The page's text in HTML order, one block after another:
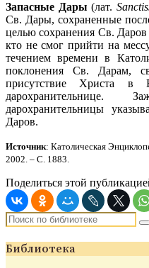
Запасные Дары (лат.
Св. Дары, сохраненные
целью сохранения Св.
кто не смог прийти на
течением времени в
поклонения Св. Дарам,
присутствие Христа в
дарохранительнице.
дарохранительницы
Даров.
Источник: Католическая
2002. – С. 1883.
Поделиться этой
Библиотека